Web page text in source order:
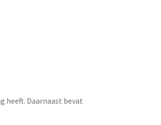
heeft. Daarnaast bevat